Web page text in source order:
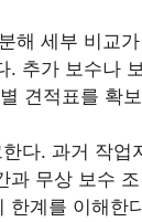
해 세부 비교
추가 보수나
견적표를 확
다. 과거 작업
무상 보수
한계를 이해한